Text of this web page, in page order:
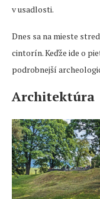
v usadlosti.
Dnes sa na mieste
cintorín. Keďže ide o
podrobnejší
Architektúra